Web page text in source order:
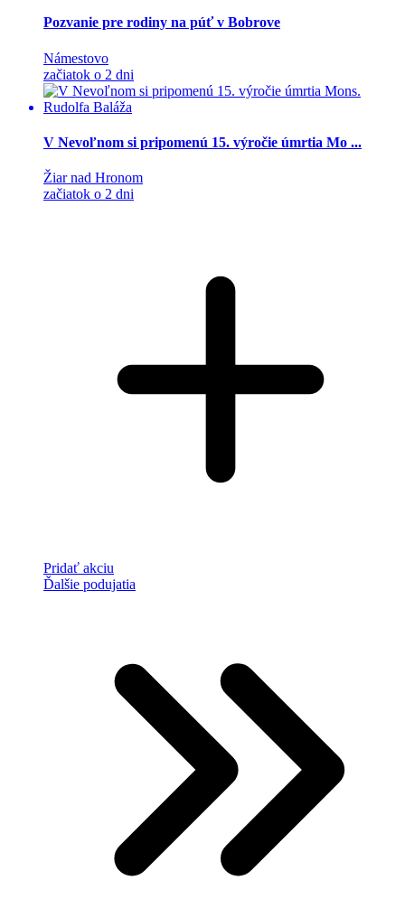
Pozvanie pre rodiny na púť v Bobrove
Námestovo
začiatok o 2 dni
V Nevoľnom si pripomenú 15. výročie úmrtia Mo ...
Žiar nad Hronom
začiatok o 2 dni
Pridať akciu
Ďalšie podujatia